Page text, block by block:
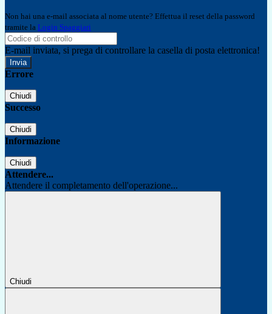
Non hai una e-mail associata al nome utente? Effettua il reset della password
tramite la Login Spaggiari
E-mail inviata, si prega di controllare la casella di posta elettronica!
Errore
Chiudi
Successo
Chiudi
Informazione
Chiudi
Attendere...
Attendere il completamento dell'operazione...
Chiudi